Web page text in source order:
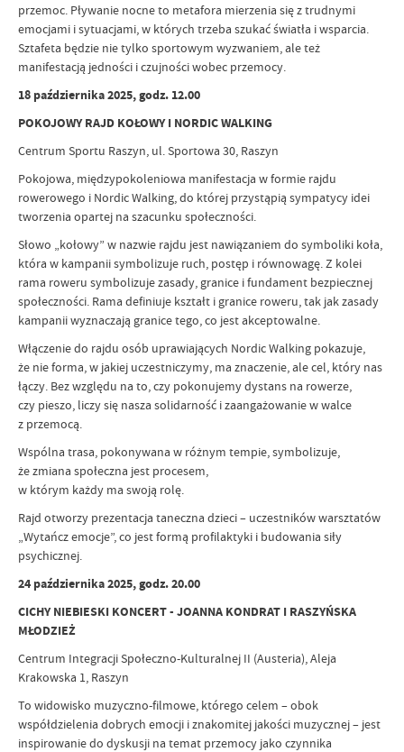
przemoc. Pływanie nocne to metafora mierzenia się z trudnymi
emocjami i sytuacjami, w których trzeba szukać światła i wsparcia.
Sztafeta będzie nie tylko sportowym wyzwaniem, ale też
manifestacją jedności i czujności wobec przemocy.
18 października 2025, godz. 12.00
POKOJOWY RAJD KOŁOWY I NORDIC WALKING
Centrum Sportu Raszyn, ul. Sportowa 30, Raszyn
Pokojowa, międzypokoleniowa manifestacja w formie rajdu
rowerowego i Nordic Walking, do której przystąpią sympatycy idei
tworzenia opartej na szacunku społeczności.
Słowo „kołowy” w nazwie rajdu jest nawiązaniem do symboliki koła,
która w kampanii symbolizuje ruch, postęp i równowagę. Z kolei
rama roweru symbolizuje zasady, granice i fundament bezpiecznej
społeczności. Rama definiuje kształt i granice roweru, tak jak zasady
kampanii wyznaczają granice tego, co jest akceptowalne.
Włączenie do rajdu osób uprawiających Nordic Walking pokazuje,
że nie forma, w jakiej uczestniczymy, ma znaczenie, ale cel, który nas
łączy. Bez względu na to, czy pokonujemy dystans na rowerze,
czy pieszo, liczy się nasza solidarność i zaangażowanie w walce
z przemocą.
Wspólna trasa, pokonywana w różnym tempie, symbolizuje,
że zmiana społeczna jest procesem,
w którym każdy ma swoją rolę.
Rajd otworzy prezentacja taneczna dzieci – uczestników warsztatów
„Wytańcz emocje”, co jest formą profilaktyki i budowania siły
psychicznej.
24 października 2025, godz. 20.00
CICHY NIEBIESKI KONCERT - JOANNA KONDRAT I RASZYŃSKA
MŁODZIEŻ
Centrum Integracji Społeczno-Kulturalnej II (Austeria), Aleja
Krakowska 1, Raszyn
To widowisko muzyczno-filmowe, którego celem – obok
współdzielenia dobrych emocji i znakomitej jakości muzycznej – jest
inspirowanie do dyskusji na temat przemocy jako czynnika